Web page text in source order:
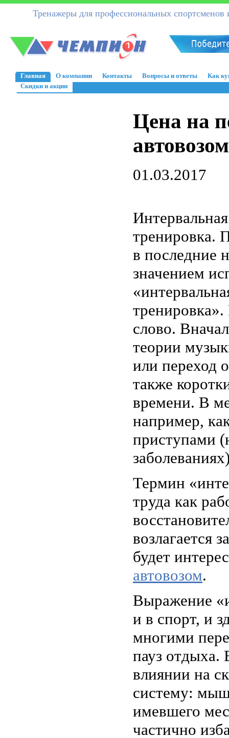
Тренажеры для профессиональных спортсменов
Главная О компании Контакты Вопросы и ответы
Как
Скидки и акции
Цена на
автовозом
01.03.2017
тренировка.
в последние
значением
слово.
теории
или переход
также
времени. В
например,
приступами
Термин
труда как
возлагается
будет
автовозом.
Выражение
и в спорт, и
многими
пауз отдыха.
влиянии на
систему:
имевшего
частично